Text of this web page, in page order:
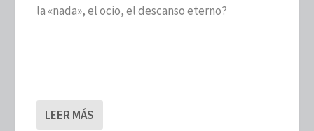
la «nada», el ocio, el descanso eterno?
LEER MÁS